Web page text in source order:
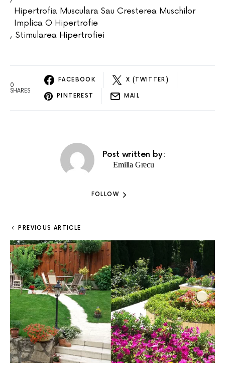
Hipertrofia Musculara Sau Cresterea Muschilor
Implica O Hipertrofie
, Stimularea Hipertrofiei
0
SHARES
FACEBOOK X (TWITTER)
PINTEREST MAIL
Post written by:
Emilia Grecu
FOLLOW
PREVIOUS ARTICLE